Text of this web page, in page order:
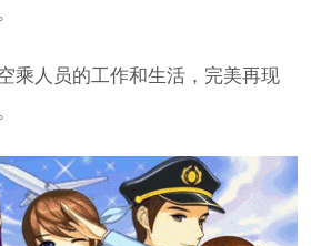
乘人员的工作和生活，完美再现